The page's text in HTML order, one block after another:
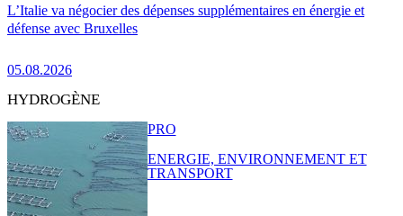
L’Italie va négocier des dépenses supplémentaires en énergie et
défense avec Bruxelles
05.08.2026
HYDROGÈNE
PRO
ENERGIE, ENVIRONNEMENT ET
TRANSPORT